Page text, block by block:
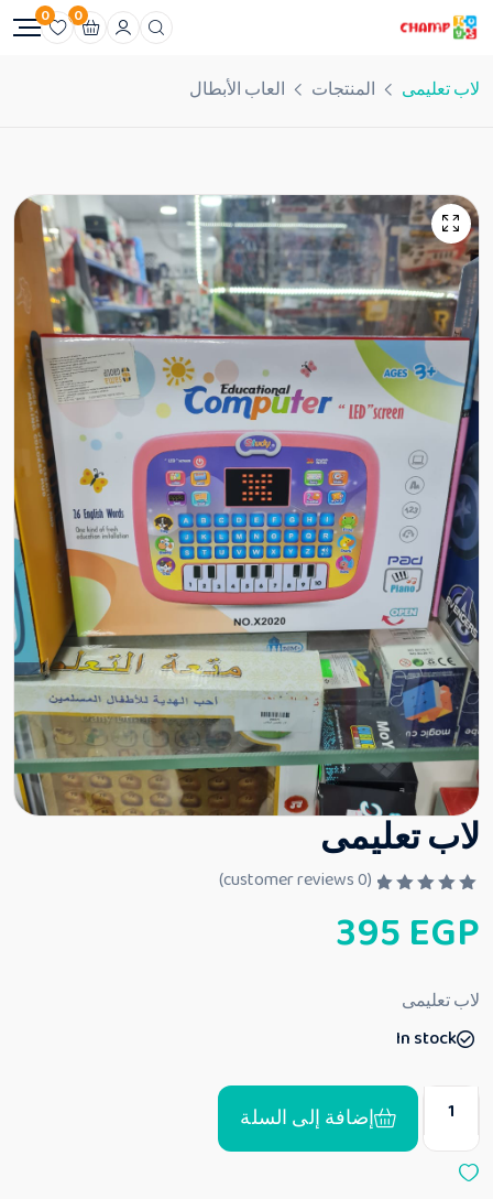
0
0
لاب تعليمى المنتجات العاب الأبطال
لاب تعليمى
م
ا
ي
م
ن
(
0
395EGP
لاب تعليمى
In stock
إضافة إلى السلة